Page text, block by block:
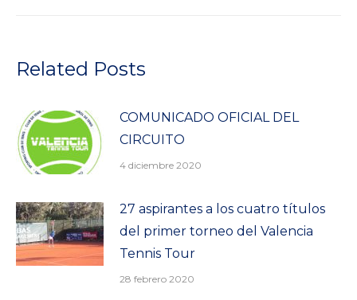
Related Posts
COMUNICADO OFICIAL DEL
CIRCUITO
4 diciembre 2020
27 aspirantes a los cuatro títulos
del primer torneo del Valencia
Tennis Tour
28 febrero 2020